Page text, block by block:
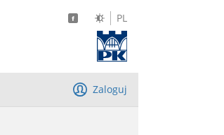
PL
Zaloguj